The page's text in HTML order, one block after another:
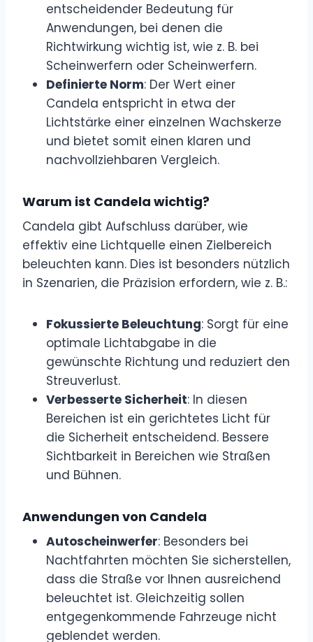
entscheidender Bedeutung für
Anwendungen, bei denen die
Richtwirkung wichtig ist, wie z. B. bei
Scheinwerfern oder Scheinwerfern.
Definierte Norm: Der Wert einer
Candela entspricht in etwa der
Lichtstärke einer einzelnen Wachskerze
und bietet somit einen klaren und
nachvollziehbaren Vergleich.
Warum ist Candela wichtig?
Candela gibt Aufschluss darüber, wie
effektiv eine Lichtquelle einen Zielbereich
beleuchten kann. Dies ist besonders nützlich
in Szenarien, die Präzision erfordern, wie z. B.:
Fokussierte Beleuchtung: Sorgt für eine
optimale Lichtabgabe in die
gewünschte Richtung und reduziert den
Streuverlust.
Verbesserte Sicherheit: In diesen
Bereichen ist ein gerichtetes Licht für
die Sicherheit entscheidend. Bessere
Sichtbarkeit in Bereichen wie Straßen
und Bühnen.
Anwendungen von Candela
Autoscheinwerfer: Besonders bei
Nachtfahrten möchten Sie sicherstellen,
dass die Straße vor Ihnen ausreichend
beleuchtet ist. Gleichzeitig sollen
entgegenkommende Fahrzeuge nicht
geblendet werden.